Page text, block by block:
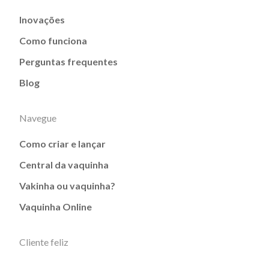
Inovações
Como funciona
Perguntas frequentes
Blog
Navegue
Como criar e lançar
Central da vaquinha
Vakinha ou vaquinha?
Vaquinha Online
Cliente feliz